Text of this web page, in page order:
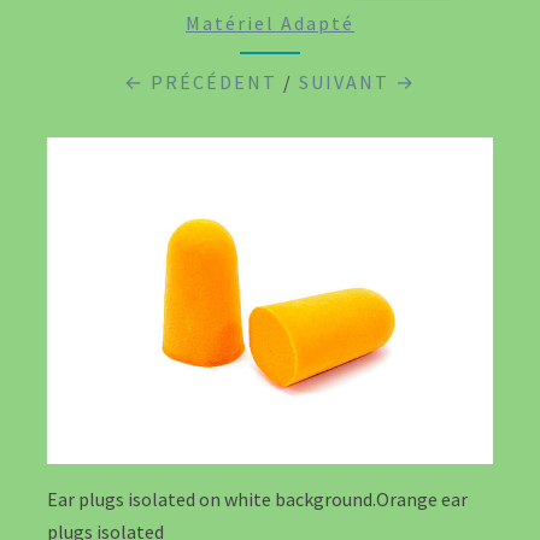
Matériel Adapté
← PRÉCÉDENT / SUIVANT →
Ear plugs isolated on white background.Orange ear
plugs isolated